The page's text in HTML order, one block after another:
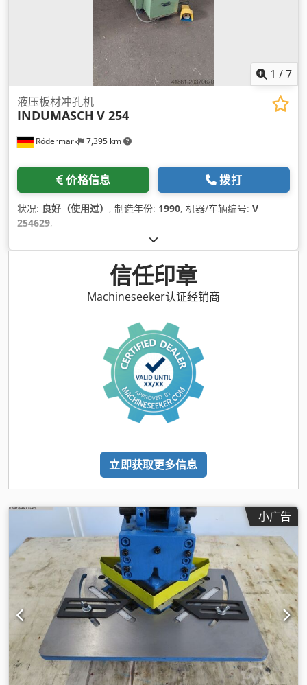
1 /7
Rödermark 7,395 km
液压板材冲孔机
INDUMASCH V 254
价格信息 拨打
状况: 良好（使用过） , 制造年份: 1990, 机器/车辆编号: V
254629,
信任印章
Machineseeker认证经销商
立即获取更多信息
小广告